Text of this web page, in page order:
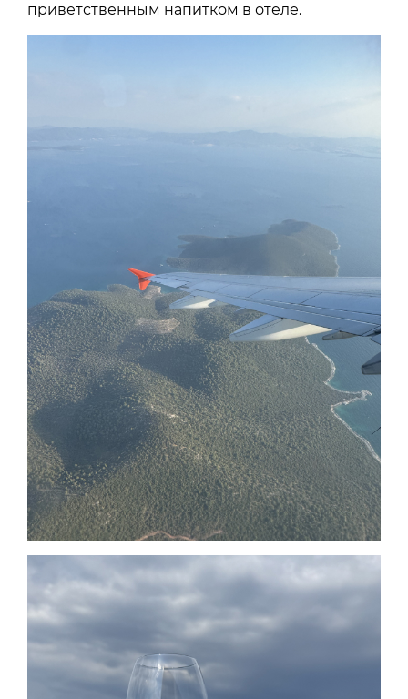
приветственным напитком в отеле.